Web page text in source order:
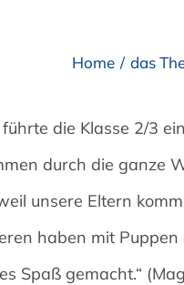
Home das
die Klasse 2/3
durch die ganze
unsere Eltern
haben mit Puppen
Spaß gemacht.“